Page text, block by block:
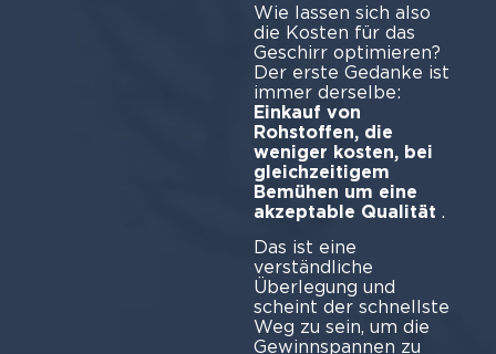
Wie lassen sich also
die Kosten für das
Geschirr optimieren?
Der erste Gedanke ist
immer derselbe:
Einkauf von
Rohstoffen, die
weniger kosten, bei
gleichzeitigem
Bemühen um eine
akzeptable Qualität .
Das ist eine
verständliche
Überlegung und
scheint der schnellste
Weg zu sein, um die
Gewinnspannen zu